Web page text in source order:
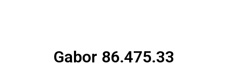
Gabor 86.475.33